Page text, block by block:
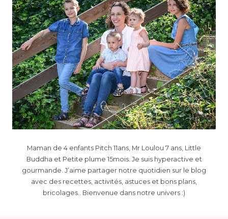
Maman de 4 enfants Pitch 11ans, Mr Loulou 7 ans, Little
Buddha et Petite plume 15mois. Je suis hyperactive et
gourmande. J’aime partager notre quotidien sur le blog
avec des recettes, activités, astuces et bons plans,
bricolages.. Bienvenue dans notre univers :)